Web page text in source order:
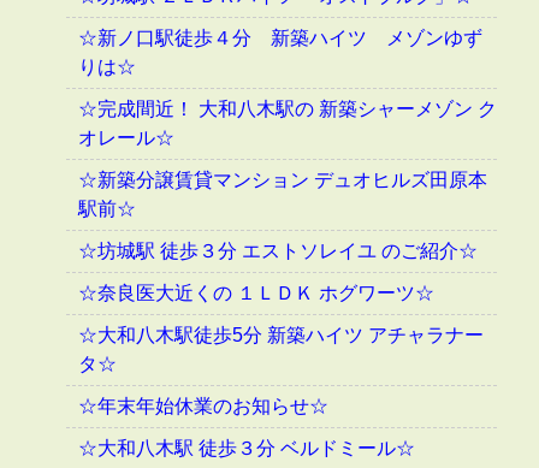
☆新ノ口駅徒歩４分 新築ハイツ メゾンゆず
りは☆
☆完成間近！ 大和八木駅の 新築シャーメゾン ク
オレール☆
☆新築分譲賃貸マンション デュオヒルズ田原本
駅前☆
☆坊城駅 徒歩３分 エストソレイユ のご紹介☆
☆奈良医大近くの １ＬＤＫ ホグワーツ☆
☆大和八木駅徒歩5分 新築ハイツ アチャラナー
タ☆
☆年末年始休業のお知らせ☆
☆大和八木駅 徒歩３分 ベルドミール☆